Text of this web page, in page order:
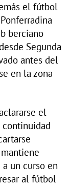
el fútbol
berciano
Segunda
antes del
en la zona
el
un curso en
al fútbol